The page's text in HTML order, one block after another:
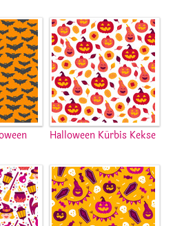
Halloween Kürbis Kekse